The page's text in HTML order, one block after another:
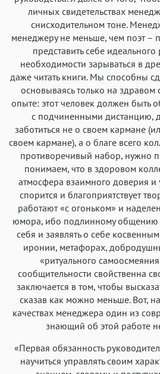
личных свидетельствах
снисходительном тоне.
менеджеру не меньше, чем поэт –
представить себе идеального
необходимости зарываться в
даже читать книги. Мы способны
основываясь только на
опыте: этот человек должен быть
с подчиненными дистанцию,
заботиться не о своем кармане
своем кармане), а о благе всего
противоречивый набор, нужно
понимаем, что в здоровом
атмосфера взаимного доверия и
спорится и благоприятствует
работают «с огоньком» и
юмора, ибо подлинному общению
себя и заявлять о себе
иронии, метафорах,
«ритуального
сообщительности свойственна
заключается в том, чтобы
сказав как можно меньше. Вот,
качествах менеджера один из
знающий об этой работе
«Первая обязанность
научиться управлять своим